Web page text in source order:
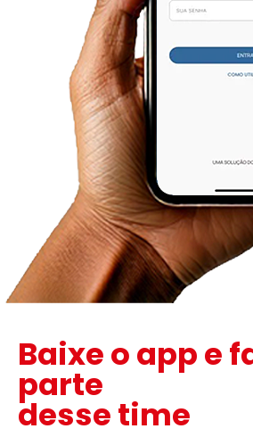
Baixe o app e
parte
desse time